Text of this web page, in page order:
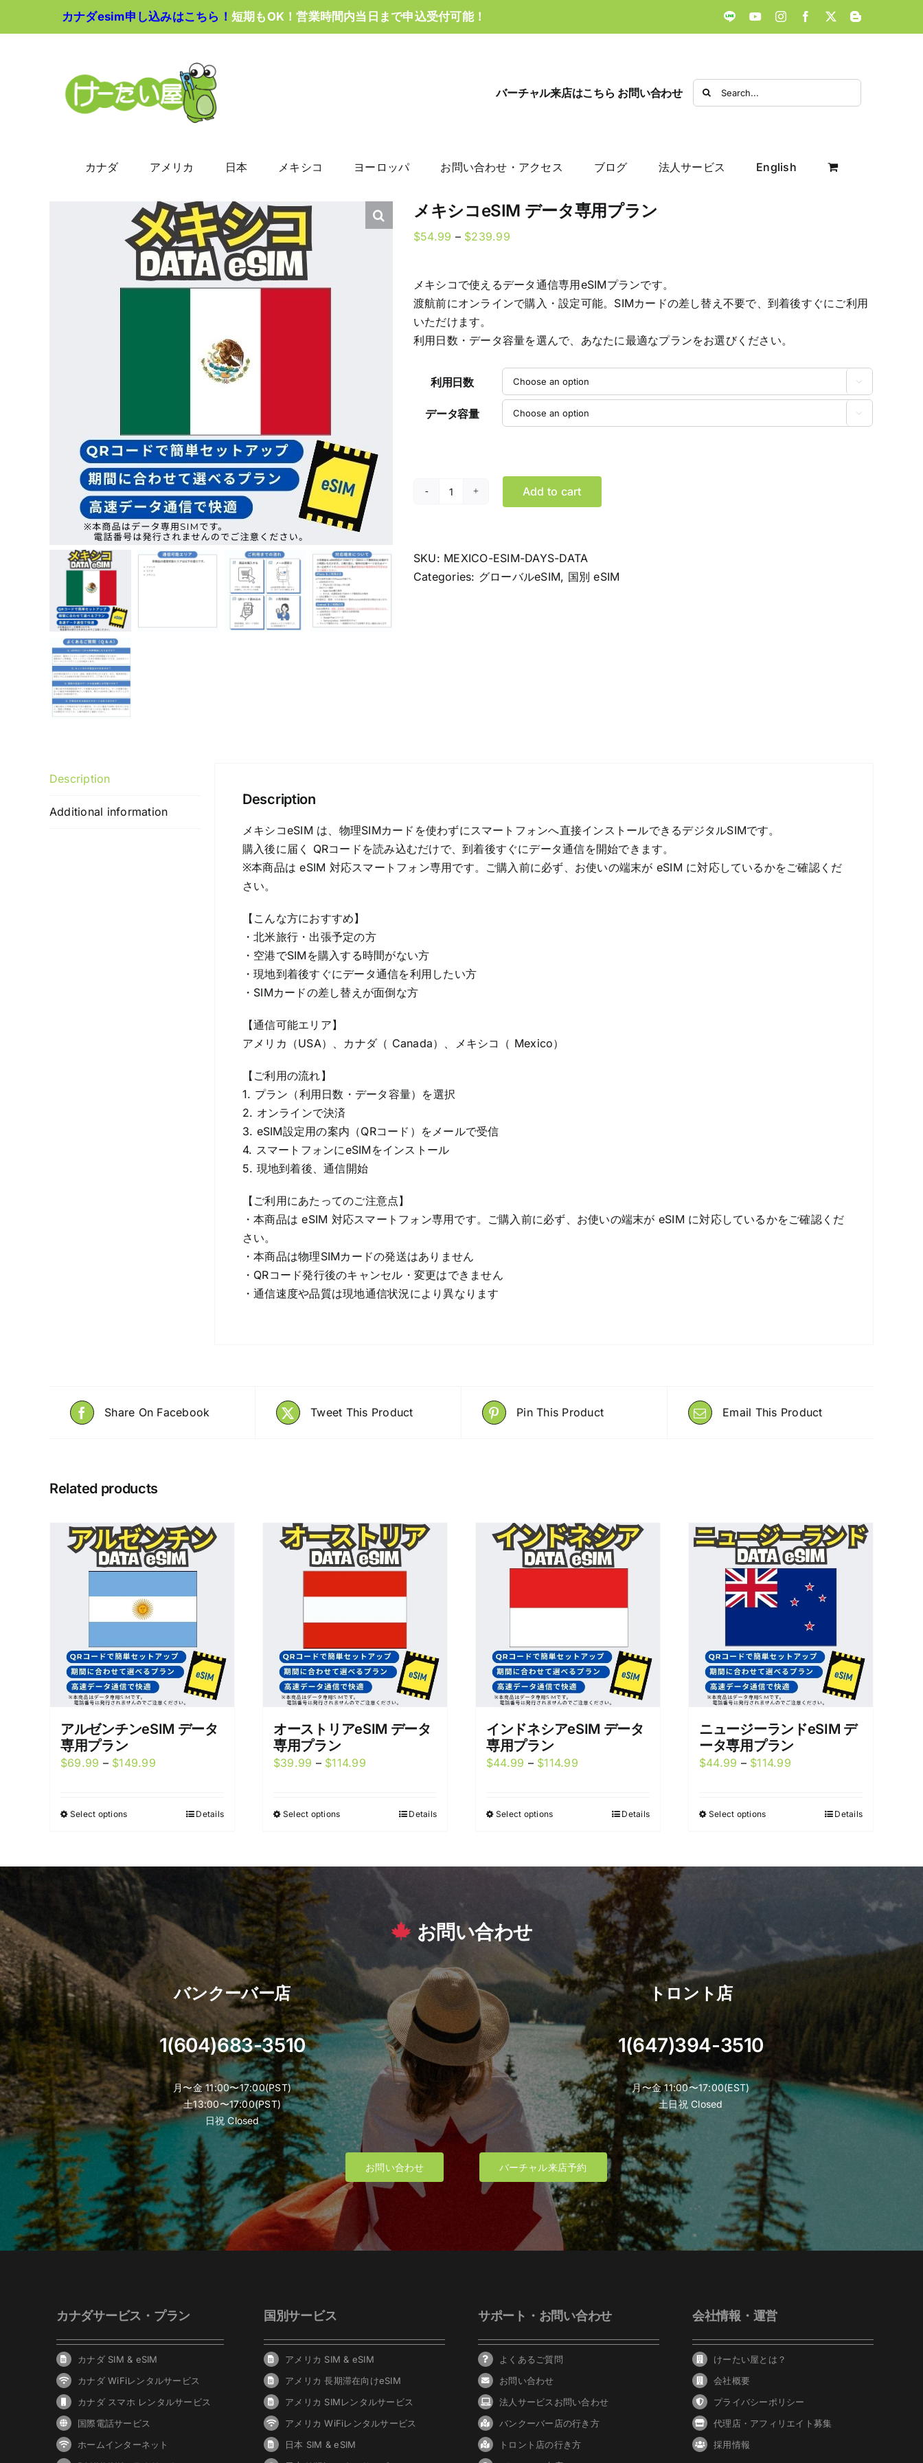
カナダesim申し込みはこちら！ 短期もOK！営業時間内当日まで申込受付可能！ LINE YouTubeInstagramFacebook
X Blogger
バーチャル来店はこちら お問い合わせ
Search
for:
カナダ アメリカ 日本 メキシコ ヨーロッパ お問い合わせ・アクセス ブログ 法人サービス English
メキシコeSIM データ専用プラン
$54.99 – $239.99Price
through
$239.99
メキシコで使えるデータ通信専用eSIMプランです。
渡航前にオンラインで購入・設定可能。SIMカードの差し替え不要で、到着後すぐにご利用
いただけます。
利用日数・データ容量を選んで、あなたに最適なプランをお選びください。
利用日数 
データ容量 
メ
コ
eSIM
Add to cart
SKU: MEXICO-ESIM-DAYS-DATA
Categories: グローバルeSIM, 国別 eSIM
Description
Additional information
Description
メキシコeSIM は、物理SIMカードを使わずにスマートフォンへ直接インストールできるデジタルSIMです。
購入後に届く QRコードを読み込むだけで、到着後すぐにデータ通信を開始できます。
※本商品は eSIM 対応スマートフォン専用です。ご購入前に必ず、お使いの端末が eSIM に対応しているかをご確認くだ
さい。
【こんな方におすすめ】
・北米旅行・出張予定の方
・空港でSIMを購入する時間がない方
・現地到着後すぐにデータ通信を利用したい方
・SIMカードの差し替えが面倒な方
【通信可能エリア】
アメリカ（USA）、カナダ（ Canada）、メキシコ（ Mexico）
【ご利用の流れ】
1. プラン（利用日数・データ容量）を選択
2. オンラインで決済
3. eSIM設定用の案内（QRコード）をメールで受信
4. スマートフォンにeSIMをインストール
5. 現地到着後、通信開始
【ご利用にあたってのご注意点】
・本商品は eSIM 対応スマートフォン専用です。ご購入前に必ず、お使いの端末が eSIM に対応しているかをご確認くだ
さい。
・本商品は物理SIMカードの発送はありません
・QRコード発行後のキャンセル・変更はできません
・通信速度や品質は現地通信状況により異なります
Share On Facebook Tweet This Product Pin This Product Email This Product
Related products
アルゼンチンeSIM データ
専用プラン
$69.99 – $149.99Price
through
Select optionsThis
multiple
variants.
The
options
may
be
chosen
on
the
product
page
Details
オーストリアeSIM データ
専用プラン
$39.99 – $114.99Price
through
Select optionsThis
multiple
may
be
the
product
page
Details
インドネシアeSIM データ
専用プラン
$44.99 – $114.99Price
through
Select optionsThis
multiple
options
chosen
the
product
page
Details
ニュージーランドeSIM デ
ータ専用プラン
$44.99 – $114.99Price
through
Select optionsThis
options
may
be
product
page
Details
お問い合わせ
バンクーバー店
1(604)683-3510
月〜金 11:00〜17:00(PST)
土13:00〜17:00(PST)
日祝 Closed
トロント店
1(647)394-3510
月〜金 11:00〜17:00(EST)
土日祝 Closed
お問い合わせ バーチャル来店予約
カナダサービス・プラン
カナダ SIM & eSIM
カナダ WiFiレンタルサービス
カナダ スマホ レンタルサービス
国際電話サービス
ホームインターネット
国別サービス
アメリカ SIM & eSIM
アメリカ 長期滞在向けeSIM
アメリカ SIMレンタルサービス
アメリカ WiFiレンタルサービス
日本 SIM & eSIM
サポート・お問い合わせ
よくあるご質問
お問い合わせ
法人サービスお問い合わせ
バンクーバー 店の行き方
トロント店の行き方
会社情報・運営
けーたい屋とは？
会社概要
プライバシーポリシー
代理店・アフィリエイト募集
採用情報